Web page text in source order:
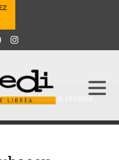
Tubacex retoma